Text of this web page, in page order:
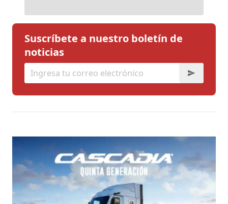
Suscríbete a nuestro boletín de
noticias